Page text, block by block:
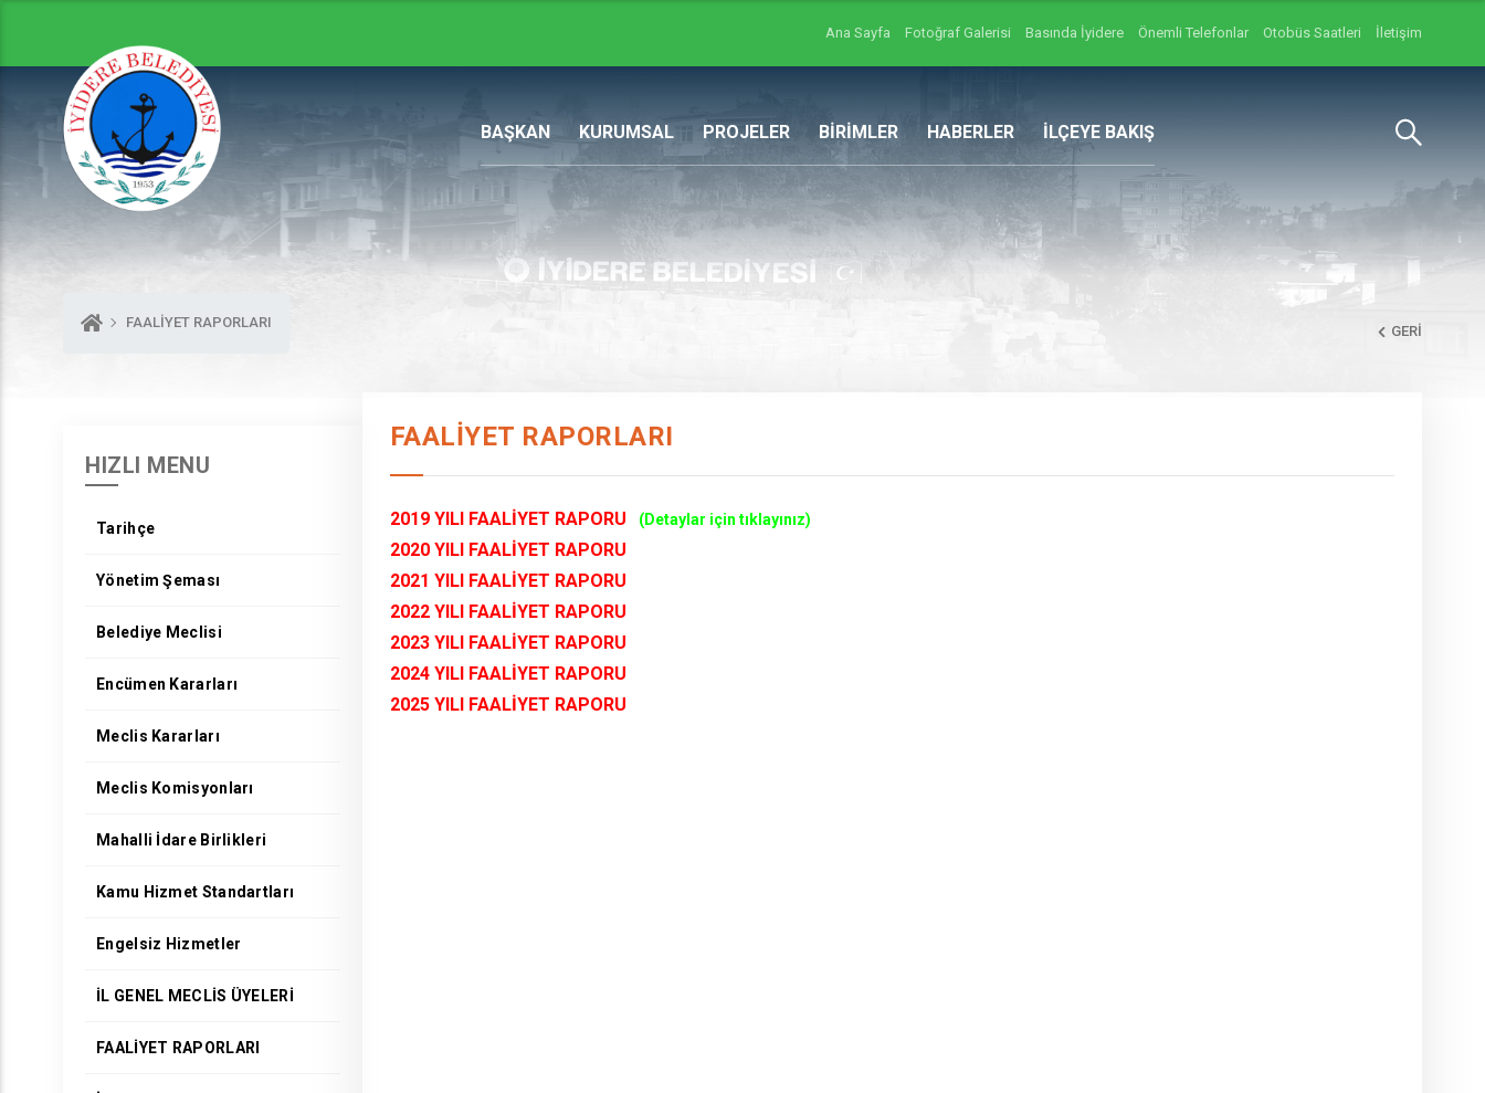
Ana Sayfa Fotoğraf Galerisi Basında İyidere Önemli Telefonlar Otobüs Saatleri İletişim
BAŞKAN KURUMSAL PROJELER BİRİMLER HABERLER İLÇEYE BAKIŞ
FAALİYET RAPORLARI
GERI
HIZLI MENU
Tarihçe
Yönetim Şeması
Belediye Meclisi
Encümen Kararları
Meclis Kararları
Meclis Komisyonları
Mahalli İdare Birlikleri
Kamu Hizmet Standartları
Engelsiz Hizmetler
İL GENEL MECLİS ÜYELERİ
FAALİYET RAPORLARI
FAALİYET RAPORLARI
2019 YILI FAALİYET RAPORU (Detaylar için tıklayınız)
2020 YILI FAALİYET RAPORU
2021 YILI FAALİYET RAPORU
2022 YILI FAALİYET RAPORU
2023 YILI FAALİYET RAPORU
2024 YILI FAALİYET RAPORU
2025 YILI FAALİYET RAPORU